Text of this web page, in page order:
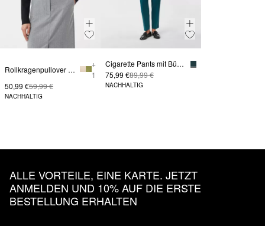
Rollkragenpullover mit Logo-Stickerei
+
1
50,99 €59,99 €
NACHHALTIG
Cigarette Pants mit Bügelfalten
75,99 €89,99 €
NACHHALTIG
ALLE VORTEILE, EINE KARTE. JETZT
ANMELDEN UND 10% AUF DIE ERSTE
BESTELLUNG ERHALTEN